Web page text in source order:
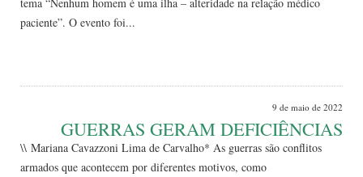
paciente”. O evento foi...
9 de maio de 2022
GUERRAS GERAM DEFICIÊNCIAS
\\ Mariana Cavazzoni Lima de Carvalho* As guerras são conflitos
armados que acontecem por diferentes motivos, como